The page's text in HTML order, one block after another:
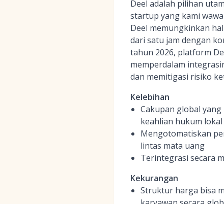
Deel adalah pilihan
startup yang kami
Deel memungkinkan
dari satu jam dengan
tahun 2026, platform
memperdalam
dan memitigasi risiko
Kelebihan
Cakupan global
keahlian hukum lokal
Mengotomatiskan
lintas mata uang
Terintegrasi secara
Kekurangan
Struktur harga bisa